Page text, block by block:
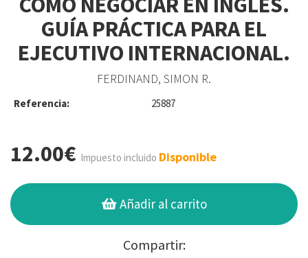
GUÍA PRÁCTICA PARA EL
EJECUTIVO INTERNACIONAL.
FERDINAND, SIMON R.
Referencia: 25887
12.00€ Impuesto incluido Disponible
Añadir al carrito
Compartir: